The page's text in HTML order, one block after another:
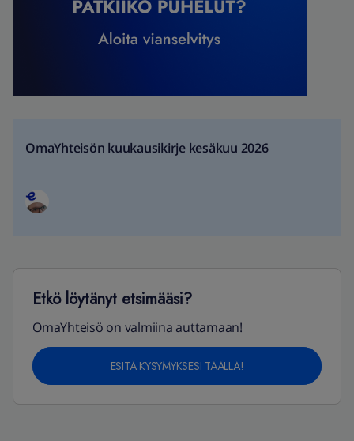
OmaYhteisön kuukausikirje kesäkuu 2026
Etkö löytänyt etsimääsi?
OmaYhteisö on valmiina auttamaan!
ESITÄ KYSYMYKSESI TÄÄLLÄ!